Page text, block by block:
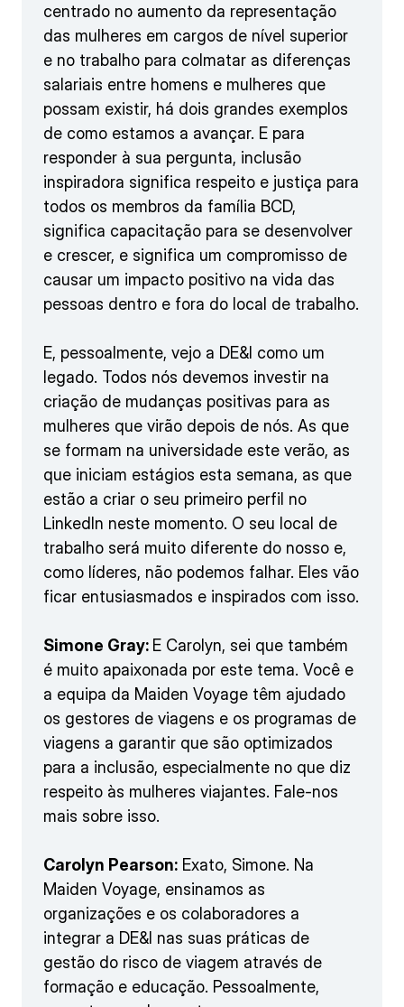
centrado no aumento da representação
das mulheres em cargos de nível superior
e no trabalho para colmatar as diferenças
salariais entre homens e mulheres que
possam existir, há dois grandes exemplos
de como estamos a avançar. E para
responder à sua pergunta, inclusão
inspiradora significa respeito e justiça para
todos os membros da família BCD,
significa capacitação para se desenvolver
e crescer, e significa um compromisso de
causar um impacto positivo na vida das
pessoas dentro e fora do local de trabalho.
E, pessoalmente, vejo a DE&I como um
legado. Todos nós devemos investir na
criação de mudanças positivas para as
mulheres que virão depois de nós. As que
se formam na universidade este verão, as
que iniciam estágios esta semana, as que
estão a criar o seu primeiro perfil no
LinkedIn neste momento. O seu local de
trabalho será muito diferente do nosso e,
como líderes, não podemos falhar. Eles vão
ficar entusiasmados e inspirados com isso.
Simone Gray: E Carolyn, sei que também
é muito apaixonada por este tema. Você e
a equipa da Maiden Voyage têm ajudado
os gestores de viagens e os programas de
viagens a garantir que são optimizados
para a inclusão, especialmente no que diz
respeito às mulheres viajantes. Fale-nos
mais sobre isso.
Carolyn Pearson: Exato, Simone. Na
Maiden Voyage, ensinamos as
organizações e os colaboradores a
integrar a DE&I nas suas práticas de
gestão do risco de viagem através de
formação e educação. Pessoalmente,